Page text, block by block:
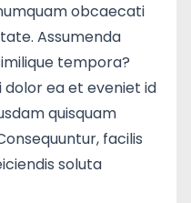
obcaecati
Assumenda
tempora?
dolor ea et eveniet id
quisquam
facilis
soluta